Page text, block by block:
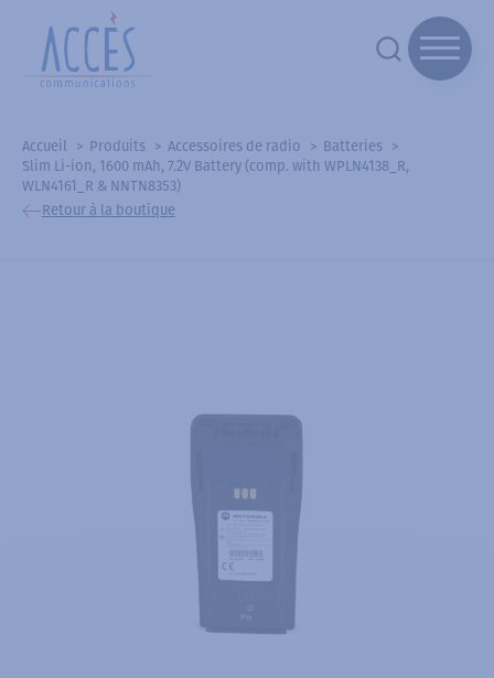
Accueil Produits Accessoires de radio
Batteries
Slim Li-ion, 1600 mAh, 7.2V Battery (comp. with WPLN4138_R,
WLN4161_R & NNTN8353)
Retour à la boutique